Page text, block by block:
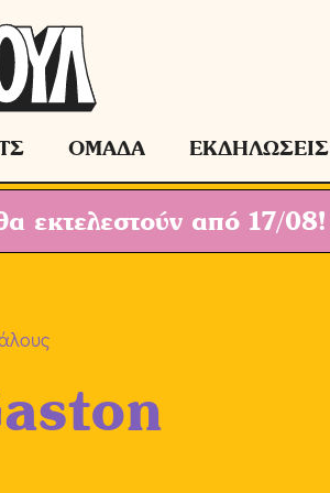
ΟΜΑΔΑ ΕΚΔΗΛΩΣΕΙΣ
εκτελεστούν από 17/08!